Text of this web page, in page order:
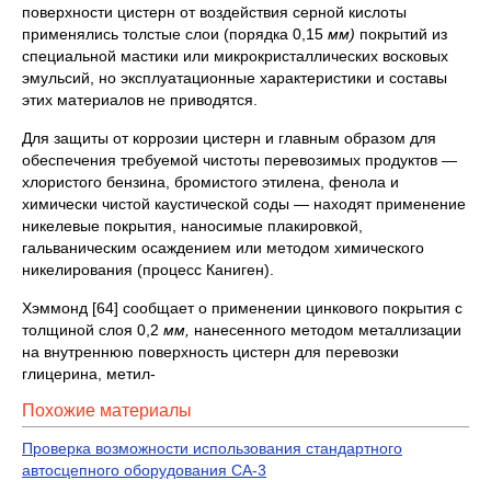
поверхности цис­терн от воздействия серной кислоты
применялись толстые слои (порядка 0,15 мм) покрытий из
специальной мастики или микро­кристаллических восковых
эмульсий, но эксплуатационные характе­ристики и составы
этих материалов не приводятся.
Для защиты от коррозии цистерн и главным образом для
обес­печения требуемой чистоты перевозимых продуктов —
хлористого бензина, бромистого этилена, фенола и
химически чистой каусти­ческой соды — находят применение
никелевые покрытия, наносимые плакировкой,
гальваническим осаждением или методом химическо­го
никелирования (процесс Каниген).
Хэммонд [64] сообщает о применении цинкового покрытия с
толщиной слоя 0,2 мм, нанесенного методом металлизации
на внут­реннюю поверхность цистерн для перевозки
глицерина, метил-
Похожие материалы
Проверка возможности использования стандартного
автосцепного оборудования СА-3